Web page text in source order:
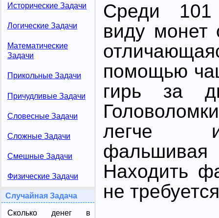
Исторические Задачи
Логические Задачи
Математические
Задачи
Прикольные Задачи
Причудливые Задачи
Словесные Задачи
Сложные Задачи
Смешные Задачи
Физические Задачи
Случайная Задача
Сколько денег в
Среди 101
виду монет
помощью
гирь за
легче
Hаходить
не